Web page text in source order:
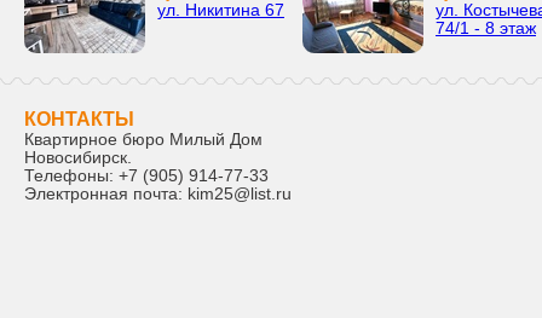
ул. Никитина 67
ул.
74/1 - 8 этаж
КОНТАКТЫ
Квартирное бюро Милый Дом
Новосибирск.
Телефоны: +7 (905) 914-77-33
Электронная почта: kim25@list.ru